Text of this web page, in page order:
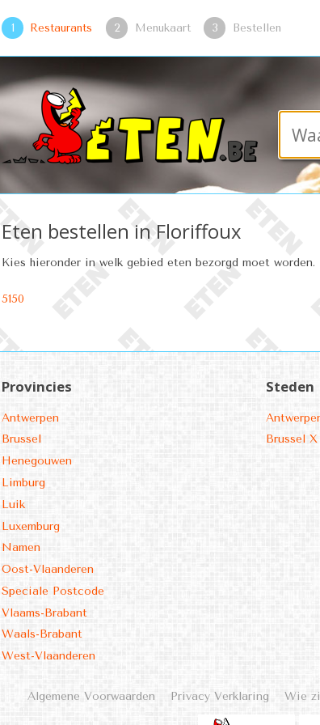
1 Restaurants 2 Menukaart 3 Bestellen
Eten bestellen in Floriffoux
Kies hieronder in welk gebied eten bezorgd moet worden.
5150
Provincies
Antwerpen
Brussel
Henegouwen
Limburg
Luik
Luxemburg
Namen
Oost-Vlaanderen
Speciale Postcode
Vlaams-Brabant
Waals-Brabant
West-Vlaanderen
Steden
Brussel X
Algemene Voorwaarden Privacy Verklaring Wie